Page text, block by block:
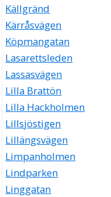
Källgränd
Kärråsvägen
Köpmangatan
Lasarettsleden
Lassasvägen
Lilla Brattön
Lilla Hackholmen
Lillsjöstigen
Lillängsvägen
Limpanholmen
Lindparken
Linggatan